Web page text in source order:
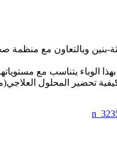
صحتي ليومنا هذا الأحد23/10/2016
يتناسب مع مستوياتهم
تحضير المحلول